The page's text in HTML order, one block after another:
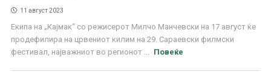
11 август 2023
Екипа на „Кајмак“ со режисерот Милчо Манчевски на 17 август ќе
продефилира на црвениот килим на 29. Сараевски филмски
фестивал, најважниот во регионот ...
Повеќе